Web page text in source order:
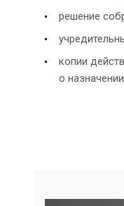
решение
копии
о